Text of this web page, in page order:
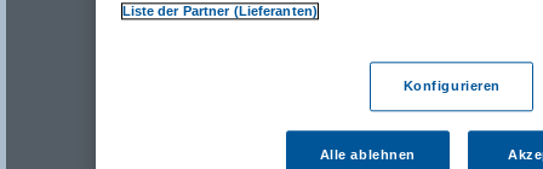
Liste der Partner (Lieferanten)
Konfigurieren
Alle ablehnen